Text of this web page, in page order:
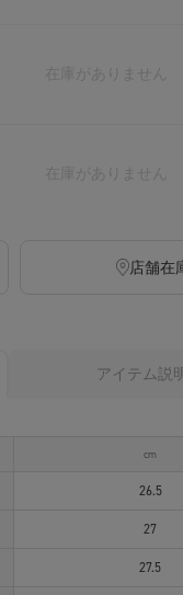
店舗在
アイテム説
cm
26.5
27
27.5